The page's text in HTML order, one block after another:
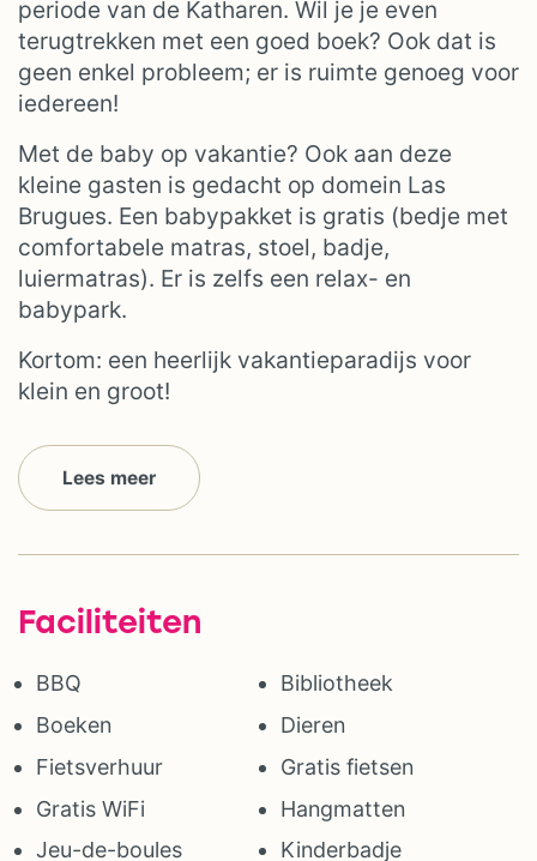
periode van de Katharen. Wil je je even
terugtrekken met een goed boek? Ook dat is
geen enkel probleem; er is ruimte genoeg voor
iedereen!
Met de baby op vakantie? Ook aan deze
kleine gasten is gedacht op domein Las
Brugues. Een babypakket is gratis (bedje met
comfortabele matras, stoel, badje,
luiermatras). Er is zelfs een relax- en
babypark.
Kortom: een heerlijk vakantieparadijs voor
klein en groot!
Lees meer
Faciliteiten
BBQ
Bibliotheek
Boeken
Dieren
Fietsverhuur
Gratis fietsen
Gratis WiFi
Hangmatten
Jeu-de-boules
Kinderbadje